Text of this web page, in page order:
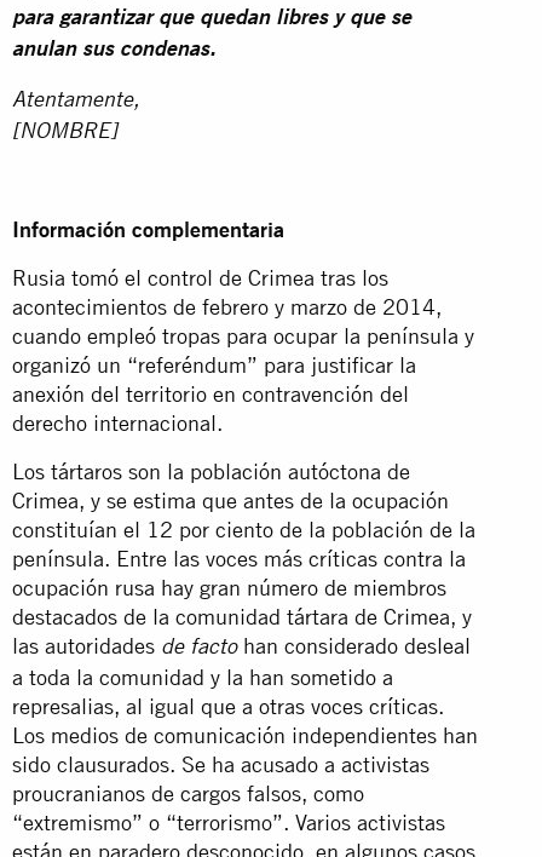
para garantizar que quedan libres y que se
anulan sus condenas.
Atentamente,
[NOMBRE]
Información complementaria
Rusia tomó el control de Crimea tras los
acontecimientos de febrero y marzo de 2014,
cuando empleó tropas para ocupar la península y
organizó un “referéndum” para justificar la
anexión del territorio en contravención del
derecho internacional.
Los tártaros son la población autóctona de
Crimea, y se estima que antes de la ocupación
constituían el 12 por ciento de la población de la
península. Entre las voces más críticas contra la
ocupación rusa hay gran número de miembros
destacados de la comunidad tártara de Crimea, y
las autoridades de factohan considerado desleal
a toda la comunidad y la han sometido a
represalias, al igual que a otras voces críticas.
Los medios de comunicación independientes han
sido clausurados. Se ha acusado a activistas
proucranianos de cargos falsos, como
“extremismo” o “terrorismo”. Varios activistas
están en paradero desconocido, en algunos casos